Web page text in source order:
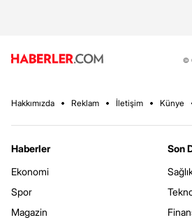
©
Hakkımızda Reklam İletişim Künye
Haberler
Ekonomi
Spor
Magazin
Son